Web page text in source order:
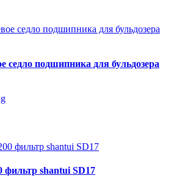
седло подшипника для бульдозера
фильтр shantui SD17